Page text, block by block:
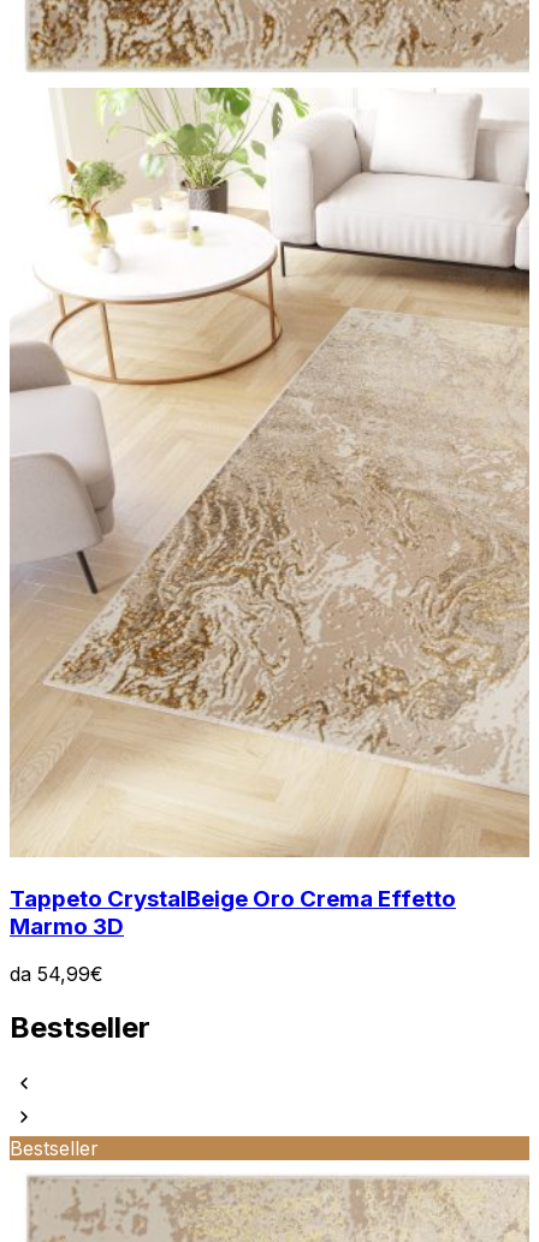
Tappeto CrystalBeige Oro Crema Effetto
Marmo 3D
da 54,99€
Bestseller
Bestseller